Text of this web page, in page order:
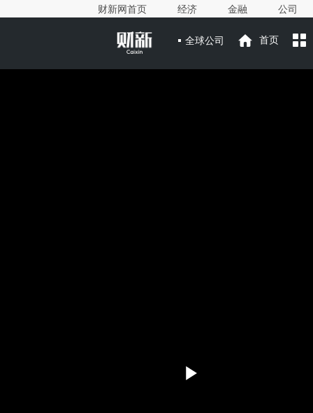
财新网首页 经济 金融 公司
全球公司 首页